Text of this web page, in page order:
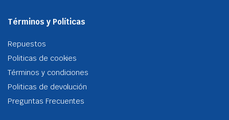
Términos y Políticas
Repuestos
Politicas de cookies
Términos y condiciones
Politicas de devolución
Preguntas Frecuentes